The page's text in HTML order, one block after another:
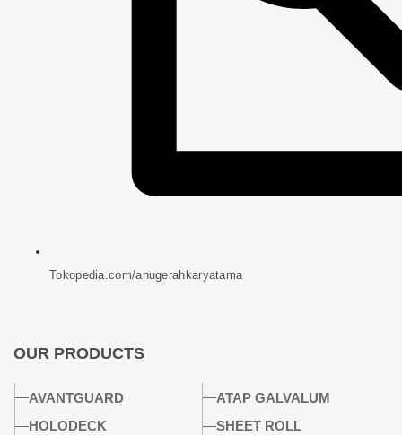
Tokopedia.com/anugerahkaryatama
OUR PRODUCTS
AVANTGUARD
HOLODECK
ATAP GALVALUM
SHEET ROLL